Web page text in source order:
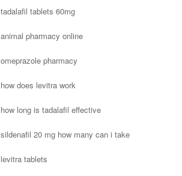
tadalafil tablets 60mg
animal pharmacy online
omeprazole pharmacy
how does levitra work
how long is tadalafil effective
sildenafil 20 mg how many can i take
levitra tablets